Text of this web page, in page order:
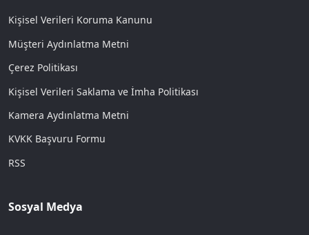
Kişisel Verileri Koruma Kanunu
Müşteri Aydınlatma Metni
Çerez Politikası
Kişisel Verileri Saklama ve İmha Politikası
Kamera Aydınlatma Metni
KVKK Başvuru Formu
RSS
Sosyal Medya